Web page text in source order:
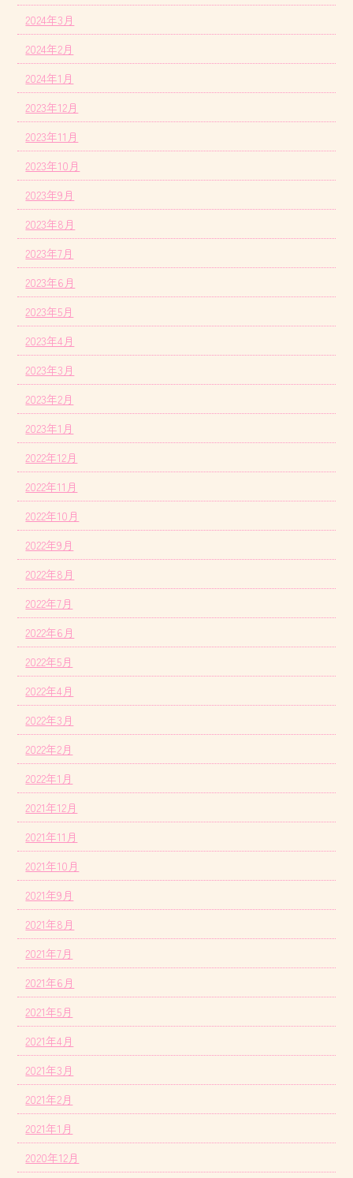
2024年3月
2024年2月
2024年1月
2023年12月
2023年11月
2023年10月
2023年9月
2023年8月
2023年7月
2023年6月
2023年5月
2023年4月
2023年3月
2023年2月
2023年1月
2022年12月
2022年11月
2022年10月
2022年9月
2022年8月
2022年7月
2022年6月
2022年5月
2022年4月
2022年3月
2022年2月
2022年1月
2021年12月
2021年11月
2021年10月
2021年9月
2021年8月
2021年7月
2021年6月
2021年5月
2021年4月
2021年3月
2021年2月
2021年1月
2020年12月